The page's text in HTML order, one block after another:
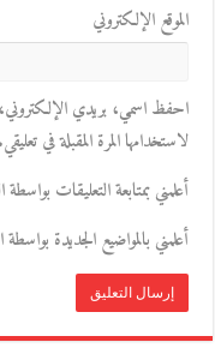
الموقع الإلكتروني
احفظ اسمي، بريدي
لاستخدامها المرة المقبلة في تعليقي.
أعلمني بمتابعة التعليقات بواسطة
أعلمني بالمواضيع الجديدة بواسطة